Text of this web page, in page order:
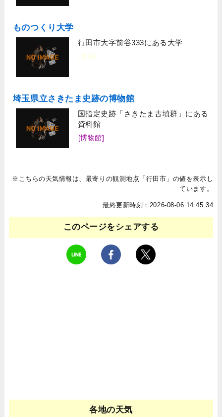
ものつくり大学
行田市大字前谷333にある大学
[大学]
埼玉県立さきたま史跡の博物館
国指定史跡「さきたま古墳群」にある
資料館
[博物館]
※こちらの天気情報は、最寄りの観測地点「行田市」の値を表示し
ています。
最終更新時刻：2026-08-06 14:45:34
このページをシェアする
各地の天気